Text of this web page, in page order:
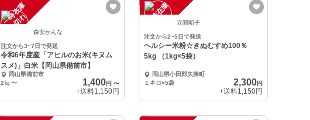
一
時
在
庫
切
れ
森安かんな
注文から3~7日で発送
令和6年度産「アヒルのお米(キヌム
スメ)」白米【岡山県備前市】
岡山県備前市
2㎏ 〜 1,400円〜
+送料1,150円
一
時
在
庫
切
れ 立間昭子
注文から2~5日で発送
ヘルシー米粉☆きぬむすめ100％
5kg （1kg×5袋）
岡山県小田郡矢掛町
１キロ×5袋
2,300円
+送料1,150円